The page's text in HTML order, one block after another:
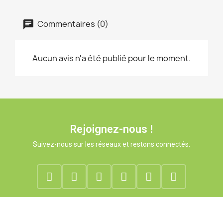
Commentaires (0)
Aucun avis n'a été publié pour le moment.
Rejoignez-nous !
Suivez-nous sur les réseaux et restons connectés.